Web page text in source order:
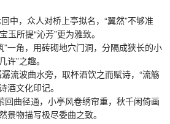
，众人对桥上亭拟名，“翼然”不够准
玉所提“沁芳”更为雅致。
角，用砖砌地穴门洞，分隔成狭长的小
”之趣。
波曲水旁，取杯酒饮之而赋诗，“流觞
酒文化印记。
曲径通，小亭风卷绣帘重，秋千闲倚画
景物描写极尽委曲之致。